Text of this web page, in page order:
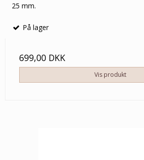
25 mm.
På lager
699,00 DKK
Vis produkt